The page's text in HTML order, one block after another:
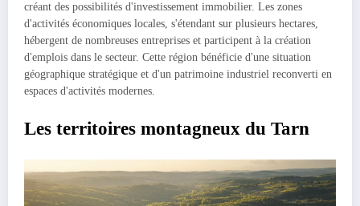
créant des possibilités d'investissement immobilier. Les zones
d'activités économiques locales, s'étendant sur plusieurs hectares,
hébergent de nombreuses entreprises et participent à la création
d'emplois dans le secteur. Cette région bénéficie d'une situation
géographique stratégique et d'un patrimoine industriel reconverti en
espaces d'activités modernes.
Les territoires montagneux du Tarn